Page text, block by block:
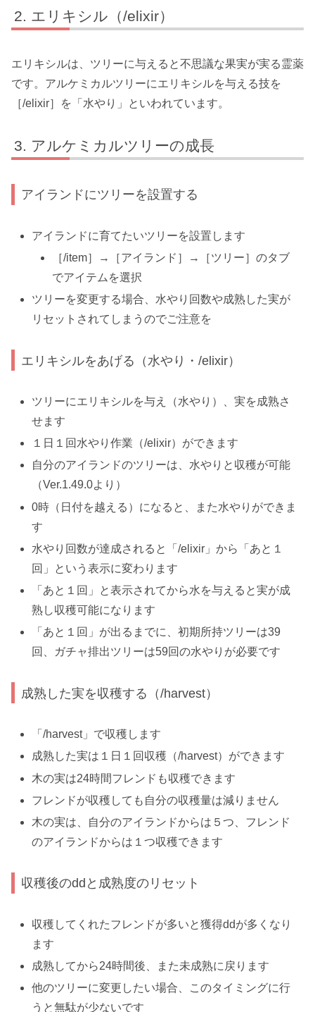
エリキシル（/elixir）
エリキシルは、ツリーに与えると不思議な果実が実る霊薬
です。アルケミカルツリーにエリキシルを与える技を
［/elixir］を「水やり」といわれています。
アルケミカルツリーの成長
アイランドにツリーを設置する
アイランドに育てたいツリーを設置します
［/item］→［アイランド］→［ツリー］のタブ
でアイテムを選択
ツリーを変更する場合、水やり回数や成熟した実が
リセットされてしまうのでご注意を
エリキシルをあげる（水やり・/elixir）
ツリーにエリキシルを与え（水やり）、実を成熟さ
せます
１日１回水やり作業（/elixir）ができます
自分のアイランドのツリーは、水やりと収穫が可能
（Ver.1.49.0より）
0時（日付を越える）になると、また水やりができま
す
水やり回数が達成されると「/elixir」から「あと１
回」という表示に変わります
「あと１回」と表示されてから水を与えると実が成
熟し収穫可能になります
「あと１回」が出るまでに、初期所持ツリーは39
回、ガチャ排出ツリーは59回の水やりが必要です
成熟した実を収穫する（/harvest）
「/harvest」で収穫します
成熟した実は１日１回収穫（/harvest）ができます
木の実は24時間フレンドも収穫できます
フレンドが収穫しても自分の収穫量は減りません
木の実は、自分のアイランドからは５つ、フレンド
のアイランドからは１つ収穫できます
収穫後のddと成熟度のリセット
収穫してくれたフレンドが多いと獲得ddが多くなり
ます
成熟してから24時間後、また未成熟に戻ります
他のツリーに変更したい場合、このタイミングに行
うと無駄が少ないです